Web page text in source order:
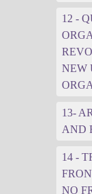
12 -
NEW
13-
AND
14 -
NO